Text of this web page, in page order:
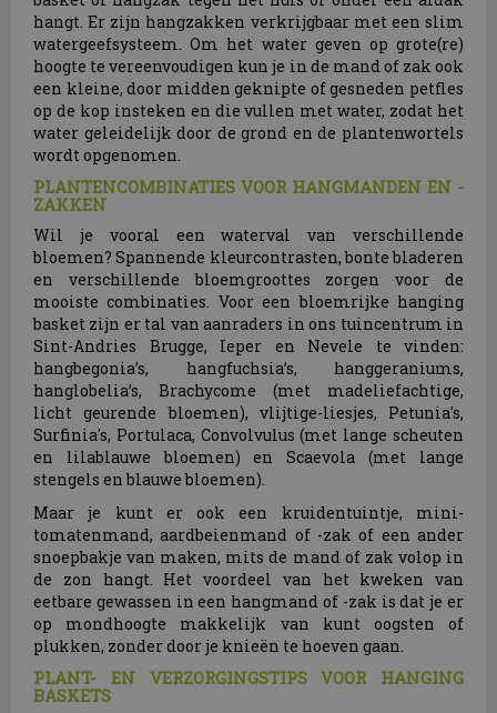
hangt. Er zijn hangzakken verkrijgbaar met een slim
watergeefsysteem. Om het water geven op grote(re)
hoogte te vereenvoudigen kun je in de mand of zak ook
een kleine, door midden geknipte of gesneden petfles
op de kop insteken en die vullen met water, zodat het
water geleidelijk door de grond en de plantenwortels
wordt opgenomen.
PLANTENCOMBINATIES VOOR HANGMANDEN EN -
ZAKKEN
Wil je vooral een waterval van verschillende
bloemen? Spannende kleurcontrasten, bonte bladeren
en verschillende bloemgroottes zorgen voor de
mooiste combinaties. Voor een bloemrijke hanging
basket zijn er tal van aanraders in ons tuincentrum in
Sint-Andries Brugge, Ieper en Nevele te vinden:
hangbegonia’s, hangfuchsia’s, hanggeraniums,
hanglobelia’s, Brachycome (met madeliefachtige,
licht geurende bloemen), vlijtige-liesjes, Petunia's,
Surfinia's, Portulaca, Convolvulus (met lange scheuten
en lilablauwe bloemen) en Scaevola (met lange
stengels en blauwe bloemen).
Maar je kunt er ook een kruidentuintje, mini-
tomatenmand, aardbeienmand of -zak of een ander
snoepbakje van maken, mits de mand of zak volop in
de zon hangt. Het voordeel van het kweken van
eetbare gewassen in een hangmand of -zak is dat je er
op mondhoogte makkelijk van kunt oogsten of
plukken, zonder door je knieën te hoeven gaan.
PLANT- EN VERZORGINGSTIPS VOOR HANGING
BASKETS